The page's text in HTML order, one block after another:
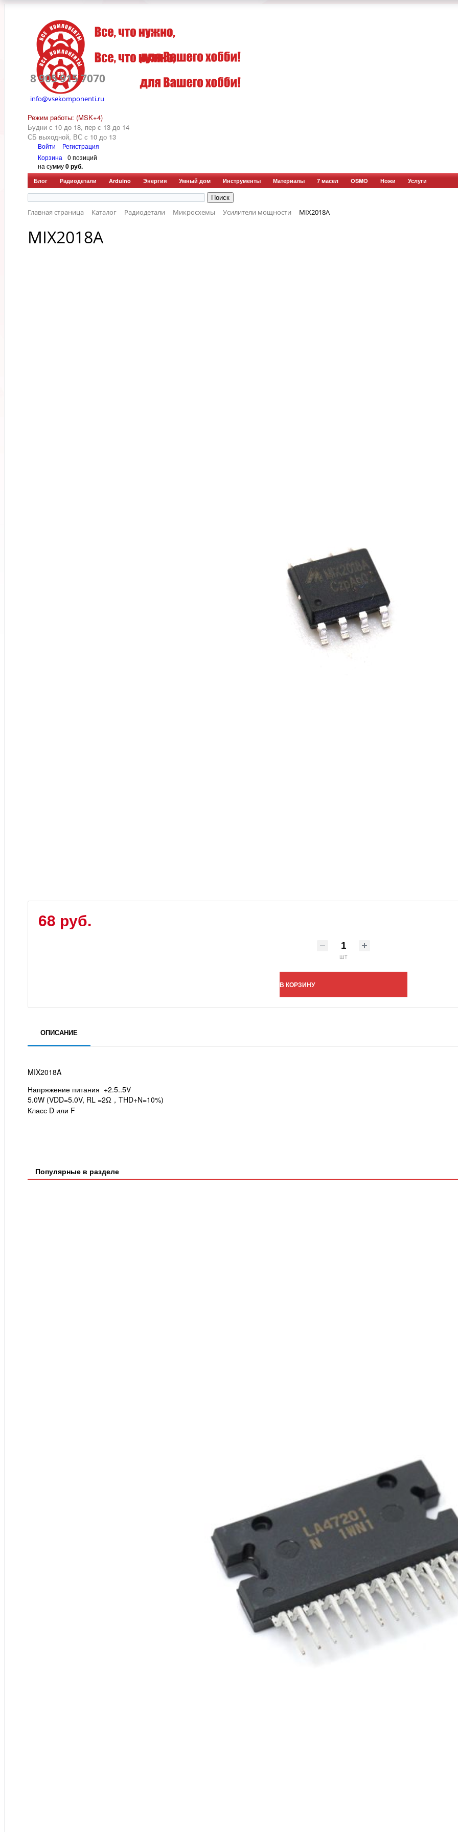
8 905 915 7070
info@vsekomponenti.ru
Режим работы: (MSK+4)
Будни с 10 до 18, пер с 13 до 14
СБ выходной, ВС с 10 до 13
Войти
Регистрация
Корзина
0 позиций
на сумму0 руб.
Блог Радиодетали Arduino Энергия Умный дом Инструменты Материалы 7 масел OSMO Ножи Услуги
Главная страница Каталог Радиодетали Микросхемы Усилители мощности MIX2018A
MIX2018A
68 руб.
шт
В КОРЗИНУ
ОПИСАНИЕ
MIX2018A
Напряжение питания +2.5..5V
5.0W (VDD=5.0V, RL =2Ω，THD+N=10%)
Класс D или F
Популярные в разделе